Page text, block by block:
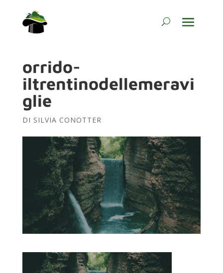
orrido-
iltrentinodellemeravi
glie
DI SILVIA CONOTTER